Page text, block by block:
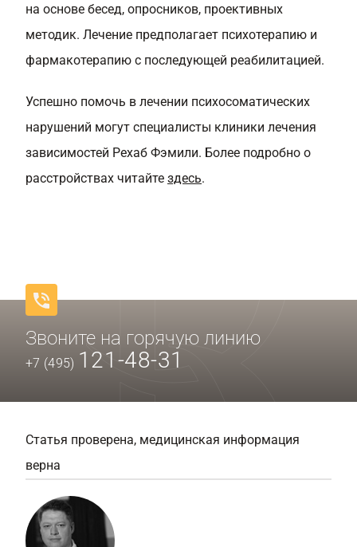
на основе бесед, опросников, проективных
методик. Лечение предполагает психотерапию и
фармакотерапию с последующей реабилитацией.
Успешно помочь в лечении психосоматических
нарушений могут специалисты клиники лечения
зависимостей Рехаб Фэмили. Более подробно о
расстройствах читайте здесь.
Звоните на горячую линию
+7 (495) 121-48-31
Статья проверена, медицинская информация
верна